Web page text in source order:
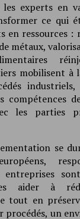
les experts en
ce qui
en ressources
métaux,
mobilisent à
compétences
les parties
se
entreprises
aider à
tout en
procédés, un